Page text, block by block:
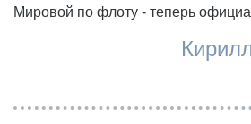
Мировой по флоту - теперь